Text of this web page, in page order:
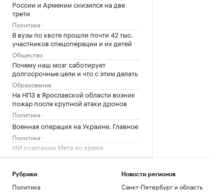
России и Армении снизился на две
трети
Политика
В вузы по квоте прошли почти 42 тыс.
участников спецоперации и их детей
Общество
Почему наш мозг саботирует
долгосрочные цели и что с этим делать
Образование
На НПЗ в Ярославской области возник
пожар после крупной атаки дронов
Политика
Военная операция на Украине. Главное
Политика
ИИ компании Meta во время
тестирования взломал систему другой
Технологии и медиа
Рубрики
Политика
Новости регионов
Санкт-Петербург и область